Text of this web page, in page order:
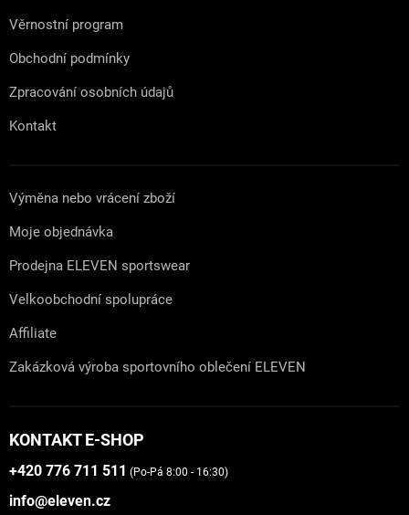
Věrnostní program
Obchodní podmínky
Zpracování osobních údajů
Kontakt
Výměna nebo vrácení zboží
Moje objednávka
Prodejna ELEVEN sportswear
Velkoobchodní spolupráce
Affiliate
Zakázková výroba sportovního oblečení ELEVEN
KONTAKT E-SHOP
+420 776 711 511 (Po-Pá 8:00 - 16:30)
info@eleven.cz